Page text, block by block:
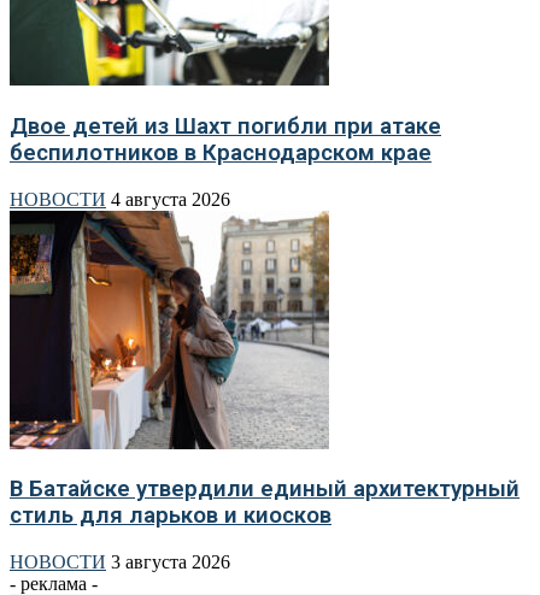
Двое детей из Шахт погибли при атаке
беспилотников в Краснодарском крае
НОВОСТИ 4 августа 2026
В Батайске утвердили единый архитектурный
стиль для ларьков и киосков
НОВОСТИ 3 августа 2026
- реклама -